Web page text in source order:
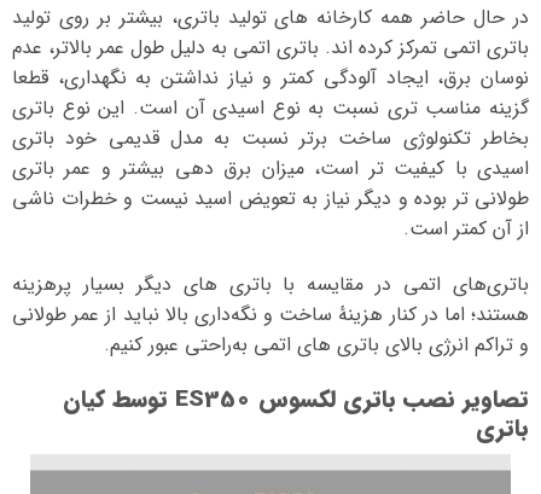
در حال حاضر همه کارخانه های تولید باتری، بیشتر بر روی تولید
باتری اتمی تمرکز کرده اند. باتری اتمی به دلیل طول عمر بالاتر، عدم
نوسان برق، ایجاد آلودگی کمتر و نیاز نداشتن به نگهداری، قطعا
گزینه مناسب تری نسبت به نوع اسیدی آن است. این نوع باتری
بخاطر تکنولوژی ساخت برتر نسبت به مدل قدیمی خود باتری
اسیدی با کیفیت تر است، میزان برق دهی بیشتر و عمر باتری
طولانی تر بوده و دیگر نیاز به تعویض اسید نیست و خطرات ناشی
از آن کمتر است.
باتری‌های اتمی در مقایسه با باتری‌ های دیگر بسیار پرهزینه
هستند؛ اما در کنار هزینهٔ ساخت و نگه‌داری بالا نباید از عمر طولانی
و تراکم انرژی بالای باتری‌ های اتمی به‌راحتی عبور کنیم.
تصاویر نصب باتری لکسوس ES350 توسط کیان
باتری